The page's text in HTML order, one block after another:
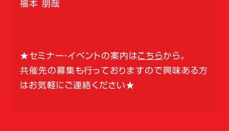
福本 朋哉
★セミナー・イベントの案内はこちらから。
共催先の募集も行っておりますので興味ある方
はお気軽にご連絡ください★